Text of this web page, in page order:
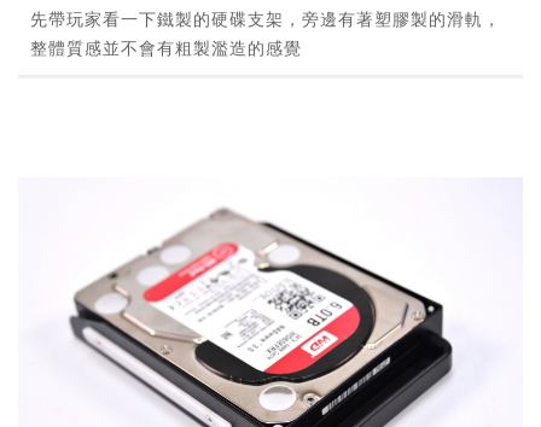
先帶玩家看一下鐵製的硬碟支架，旁邊有著塑膠製的滑軌，
整體質感並不會有粗製濫造的感覺